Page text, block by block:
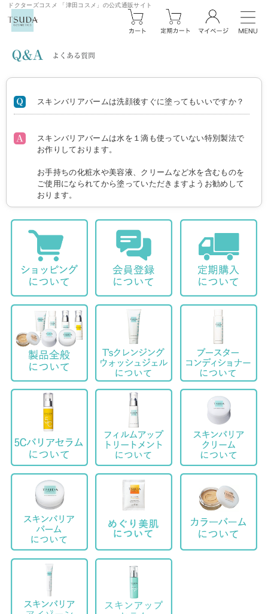
ドクターズコスメ 「津田コスメ」の公式通販サイト
スキンバリアバームは洗顔後すぐに塗ってもいいですか？
スキンバリアバームは水を１滴も使っていない特別製法で
お作りしております。
お手持ちの化粧水や美容液、クリームなど水を含むものを
ご使用になられてから塗っていただきますようお勧めして
おります。